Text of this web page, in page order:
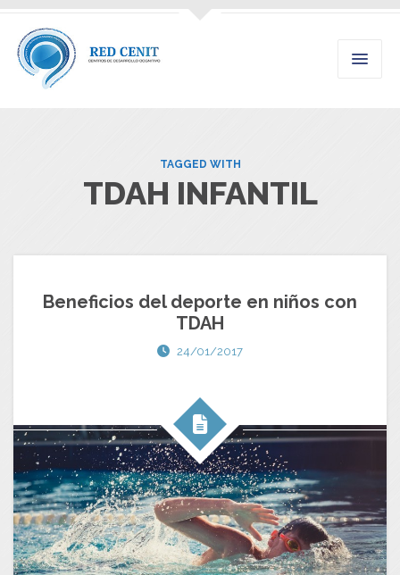
TAGGED WITH
TDAH INFANTIL
Beneficios del deporte en niños con
TDAH
24/01/2017